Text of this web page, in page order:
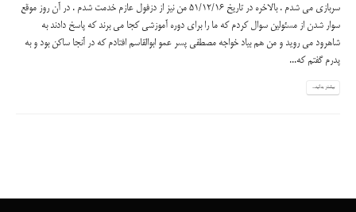
سربازی می شدم . بالاخره در تاریخ 51/12/16 من نیز از دزفول عازم خدمت شدم . در آن روز موقع
سوار شدن از مسئولین سوال کردم که ما را برای دوره آموزشی کجا می برند که پاسخ دادند به
شاهرود می روید و من هم بیاد خواجه مصطفی پسر عمو ابوالقاسم افتادم که در آنجا ساکن بود و به
پدرم گفتم که...
بیشتر بدانید...